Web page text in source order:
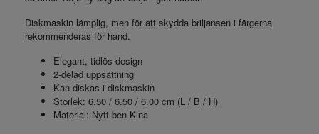
Diskmaskin lämplig, men för att skydda briljansen i färgerna
rekommenderas för hand.
Elegant, tidlös design
2-delad uppsättning
Kan diskas i diskmaskin
Storlek: 6.50 / 6.50 / 6.00 cm (L / B / H)
Material: Nytt ben Kina